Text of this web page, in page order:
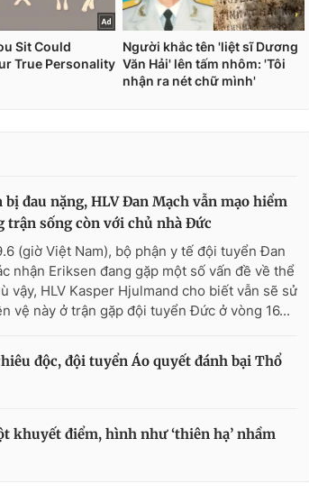
bị đau nặng, HLV Đan Mạch vẫn mạo hiểm
trận sống còn với chủ nhà Đức
(giờ Việt Nam), bộ phận y tế đội tuyển Đan
nhận Eriksen đang gặp một số vấn đề về thể
vậy, HLV Kasper Hjulmand cho biết vẫn sẽ sử
vệ này ở trận gặp đội tuyển Đức ở vòng 16...
độc, đội tuyển Áo quyết đánh bại Thổ
khuyết điểm, hình như ‘thiên hạ’ nhầm